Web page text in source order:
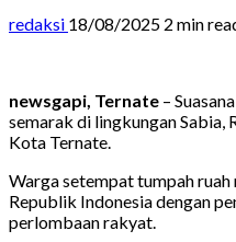
redaksi 18/08/2025 2 min
newsgapi, Ternate –
semarak di lingkungan Sabia,
Kota Ternate.
Warga setempat tumpah
Republik Indonesia dengan
perlombaan rakyat.